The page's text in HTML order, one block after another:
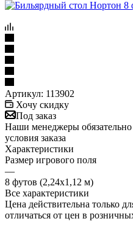
Артикул: 113902
Хочу скидку
Под заказ
Наши менеджеры
условия заказа
Характеристики
Размер игрового поля
—
8 футов (2,24х1,12 м)
Все характеристики
Цена действительна только
отличаться от цен в